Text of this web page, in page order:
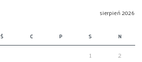
sierpień 2026
Ś C P S N
1
2